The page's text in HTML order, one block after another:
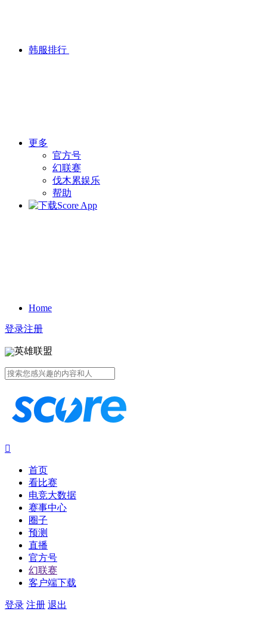
韩服排行
更多
官方号
幻联赛
伐木累娱乐
帮助
Home
登录注册
英雄联盟

首页
看比赛
电竞大数据
赛事中心
圈子
预测
直播
官方号
幻联赛
客户端下载
登录 注册 退出